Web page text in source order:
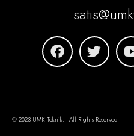
© 2023 UMK Teknik. - All Rights Reserved